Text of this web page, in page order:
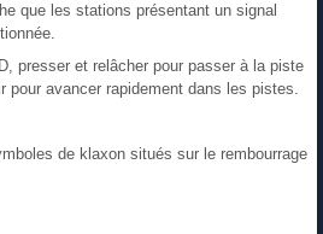
que les stations présentant un signal
presser et relâcher pour passer à la piste
pour avancer rapidement dans les pistes.
de klaxon situés sur le rembourrage